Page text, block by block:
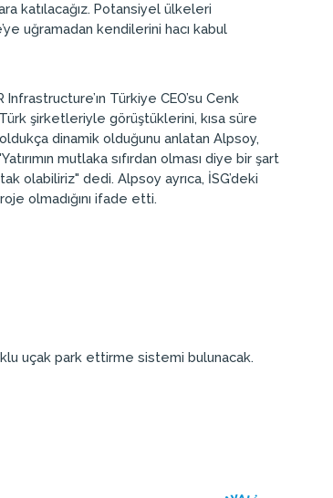
katılacağız. Potansiyel ülkeleri
uğramadan kendilerini hacı kabul
Türkiye CEO’su Cenk
şirketleriyle görüştüklerini, kısa süre
dinamik olduğunu anlatan Alpsoy,
mutlaka sıfırdan olması diye bir şart
olabiliriz" dedi. Alpsoy ayrıca, İSG’deki
olmadığını ifade etti.
uçak park ettirme sistemi bulunacak.